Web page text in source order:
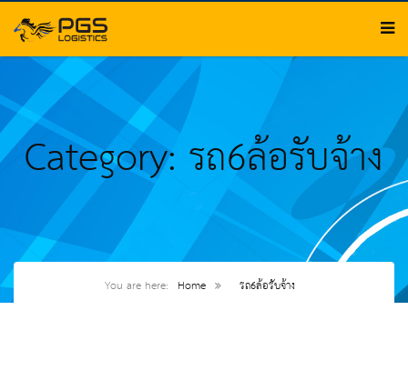
Category: รถ6ล้อรับจ้าง
You are here: Home รถ6ล้อรับจ้าง